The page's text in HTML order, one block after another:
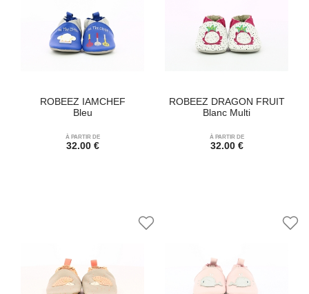
ROBEEZ IAMCHEF
Bleu
À PARTIR DE
32.00 €
ROBEEZ DRAGON FRUIT
Blanc Multi
À PARTIR DE
32.00 €